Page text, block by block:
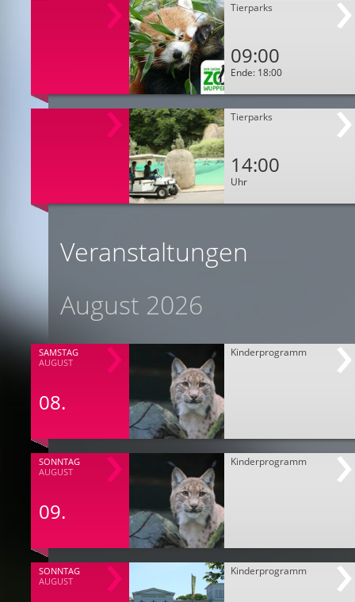
Tierparks
09:00
Ende: 18:00
Tierparks
14:00
Uhr
Veranstaltungen
August 2026
SAMSTAG
AUGUST
08.
Kinderprogramm
SONNTAG
AUGUST
09.
Kinderprogramm
SONNTAG
AUGUST
Kinderprogramm